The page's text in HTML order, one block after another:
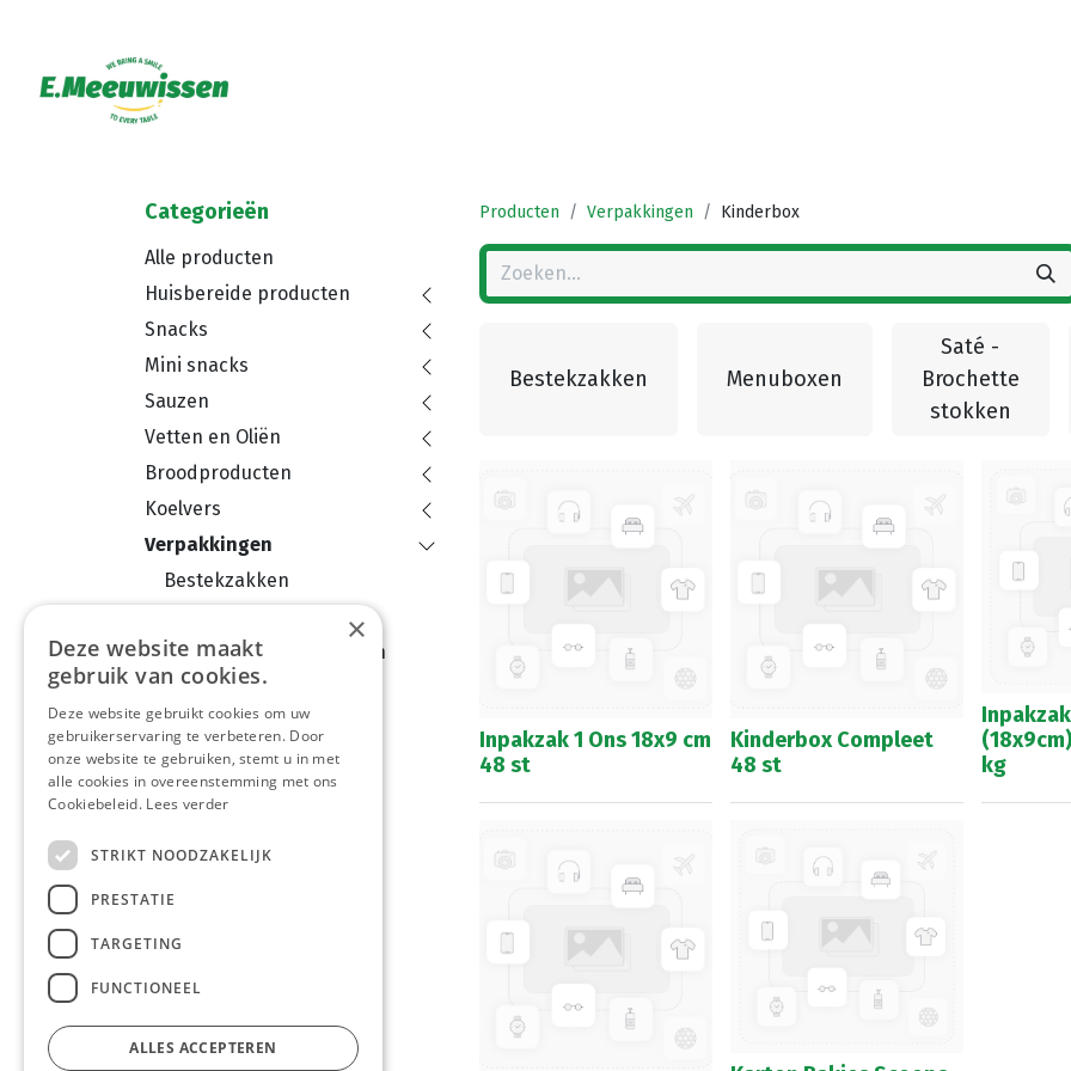
Categorieën
Alle producten
Huisbereide producten
Snacks
Mini snacks
Sauzen
Vetten en Oliën
Broodproducten
Koelvers
Verpakkingen
Bestekzakken
Saté - Brochette stokken
Korven
Servetten
Microgolf
Kaarsen
Verpakkingsmateriaal
Kinderbox
Tafelbenodigdheden
Soeppot
Producten Verpakkingen Kinderbox
Bestekzakken Menuboxen
Saté -
Brochette
stokken
Inpakzak 1 Ons 18x9 cm
48 st
Kinderbox Compleet
48 st
kg
×
Deze website maakt
gebruik van cookies.
Deze website gebruikt cookies om uw
gebruikerservaring te verbeteren. Door
onze website te gebruiken, stemt u in met
alle cookies in overeenstemming met ons
Cookiebeleid. Lees verder
STRIKT NOODZAKELIJK
PRESTATIE
TARGETING
FUNCTIONEEL
ALLES ACCEPTEREN